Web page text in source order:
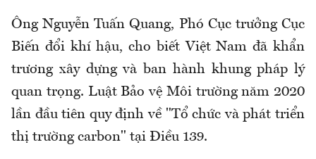
Ông Nguyễn Tuấn Quang, Phó Cục trưởng Cục
Biến đổi khí hậu, cho biết Việt Nam đã khẩn
trương xây dựng và ban hành khung pháp lý
quan trọng. Luật Bảo vệ Môi trường năm 2020
lần đầu tiên quy định về "Tổ chức và phát triển
thị trường carbon" tại Điều 139.